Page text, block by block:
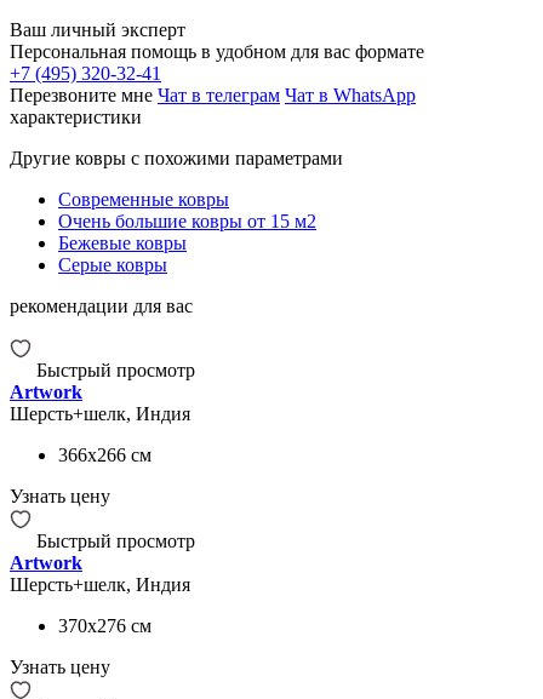
Ваш личный эксперт
Персональная помощь в удобном для вас формате
+7 (495) 320-32-41
Перезвоните мне Чат в телеграм Чат в WhatsApp
характеристики
Другие ковры с похожими параметрами
Современные ковры
Очень большие ковры от 15 м2
Бежевые ковры
Серые ковры
рекомендации для вас
Быстрый просмотр
Artwork
Шерсть+шелк, Индия
366x266 см
Узнать цену
Быстрый просмотр
Artwork
Шерсть+шелк, Индия
370x276 см
Узнать цену